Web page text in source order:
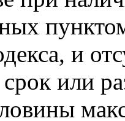
и
срок или